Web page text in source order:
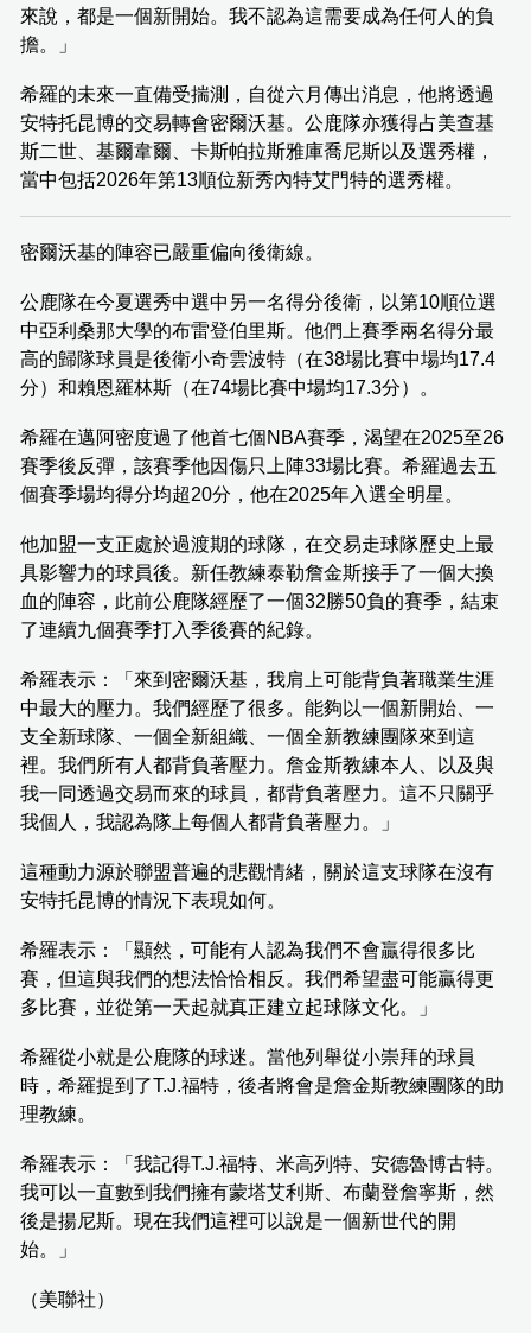
來說，都是一個新開始。我不認為這需要成為任何人的負
擔。」
希羅的未來一直備受揣測，自從六月傳出消息，他將透過
安特托昆博的交易轉會密爾沃基。公鹿隊亦獲得占美查基
斯二世、基爾韋爾、卡斯帕拉斯雅庫喬尼斯以及選秀權，
當中包括2026年第13順位新秀內特艾門特的選秀權。
密爾沃基的陣容已嚴重偏向後衛線。
公鹿隊在今夏選秀中選中另一名得分後衛，以第10順位選
中亞利桑那大學的布雷登伯里斯。他們上賽季兩名得分最
高的歸隊球員是後衛小奇雲波特（在38場比賽中場均17.4
分）和賴恩羅林斯（在74場比賽中場均17.3分）。
希羅在邁阿密度過了他首七個NBA賽季，渴望在2025至26
賽季後反彈，該賽季他因傷只上陣33場比賽。希羅過去五
個賽季場均得分均超20分，他在2025年入選全明星。
他加盟一支正處於過渡期的球隊，在交易走球隊歷史上最
具影響力的球員後。新任教練泰勒詹金斯接手了一個大換
血的陣容，此前公鹿隊經歷了一個32勝50負的賽季，結束
了連續九個賽季打入季後賽的紀錄。
希羅表示：「來到密爾沃基，我肩上可能背負著職業生涯
中最大的壓力。我們經歷了很多。能夠以一個新開始、一
支全新球隊、一個全新組織、一個全新教練團隊來到這
裡。我們所有人都背負著壓力。詹金斯教練本人、以及與
我一同透過交易而來的球員，都背負著壓力。這不只關乎
我個人，我認為隊上每個人都背負著壓力。」
這種動力源於聯盟普遍的悲觀情緒，關於這支球隊在沒有
安特托昆博的情況下表現如何。
希羅表示：「顯然，可能有人認為我們不會贏得很多比
賽，但這與我們的想法恰恰相反。我們希望盡可能贏得更
多比賽，並從第一天起就真正建立起球隊文化。」
希羅從小就是公鹿隊的球迷。當他列舉從小崇拜的球員
時，希羅提到了T.J.福特，後者將會是詹金斯教練團隊的助
理教練。
希羅表示：「我記得T.J.福特、米高列特、安德魯博古特。
我可以一直數到我們擁有蒙塔艾利斯、布蘭登詹寧斯，然
後是揚尼斯。現在我們這裡可以說是一個新世代的開
始。」
（美聯社）